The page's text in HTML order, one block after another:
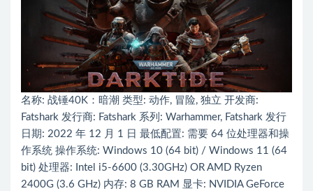
名称: 战锤40K：暗潮 类型: 动作, 冒险, 独立 开发商:
Fatshark 发行商: Fatshark 系列: Warhammer, Fatshark 发行
日期: 2022 年 12 月 1 日 最低配置: 需要 64 位处理器和操
作系统 操作系统: Windows 10 (64 bit) / Windows 11 (64
bit) 处理器: Intel i5-6600 (3.30GHz) OR AMD Ryzen
2400G (3.6 GHz) 内存: 8 GB RAM 显卡: NVIDIA GeForce